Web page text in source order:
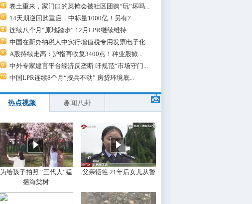
卷土重来，家门口的菜摊会被社区团购“玩”坏吗...
14天期逆回购重启，中标量1000亿！另有7...
连续八个月“原地踏步” 12月LPR继续维持...
中国在新办纳税人中实行增值税专用发票电子化
A股持续走高：沪指再收复3400点！种业股掀...
中外专家建言平台经济反垄断 吁规范“市场守门...
中国LPR连续8个月“按兵不动” 房贷环境底...
热点视频 趣闻八卦
为给孩子拍照 “三代人”猛
摇海棠树
父亲牺牲 21年后女儿从警